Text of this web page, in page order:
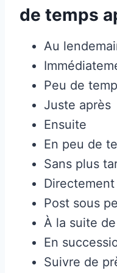
de temps
Au
Peu de
Juste après
Ensuite
En peu de
Sans plus
Post sous
À la suite de
En
Suivre de